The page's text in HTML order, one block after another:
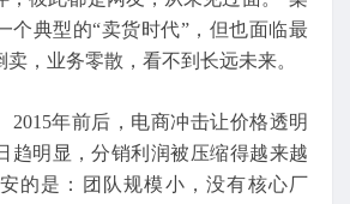
个典型的“卖货时代”，但也面临最
，业务零散，看不到长远未来。
2015年前后，电商冲击让价格透明
趋明显，分销利润被压缩得越来越
的是：团队规模小，没有核心厂